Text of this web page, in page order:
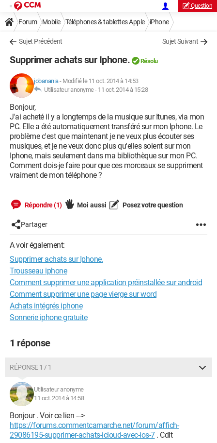
Question
Forum Mobile Téléphones & tablettes Apple iPhone
Sujet Précédent Sujet Suivant
Supprimer achats sur Iphone. Résolu
jobanania- Modifié le 11 oct. 2014 à 14:53
Utilisateur anonyme - 11 oct. 2014 à 15:28
Bonjour,
J'ai acheté il y a longtemps de la musique sur Itunes, via mon
PC. Elle a été automatiquement transféré sur mon Iphone. Le
problème c'est que maintenant je ne veux plus écouter ses
musiques, et je ne veux donc plus qu'elles soient sur mon
Iphone, mais seulement dans ma bibliothèque sur mon PC.
Comment dois-je faire pour que ces morceaux se suppriment
vraiment de mon téléphone ?
Répondre (1) Moi aussi Posez votre question
Partager
A voir également:
Supprimer achats sur Iphone.
Trousseau iphone
Comment supprimer une application préinstallée sur android
Comment supprimer une page vierge sur word
Achats intégrés iphone
Sonnerie iphone gratuite
1 réponse
RÉPONSE 1 / 1
Utilisateur anonyme
11 oct. 2014 à 14:58
Bonjour . Voir ce lien --->
https://forums.commentcamarche.net/forum/affich-
29086195-supprimer-achats-icloud-avec-ios-7. Cdlt